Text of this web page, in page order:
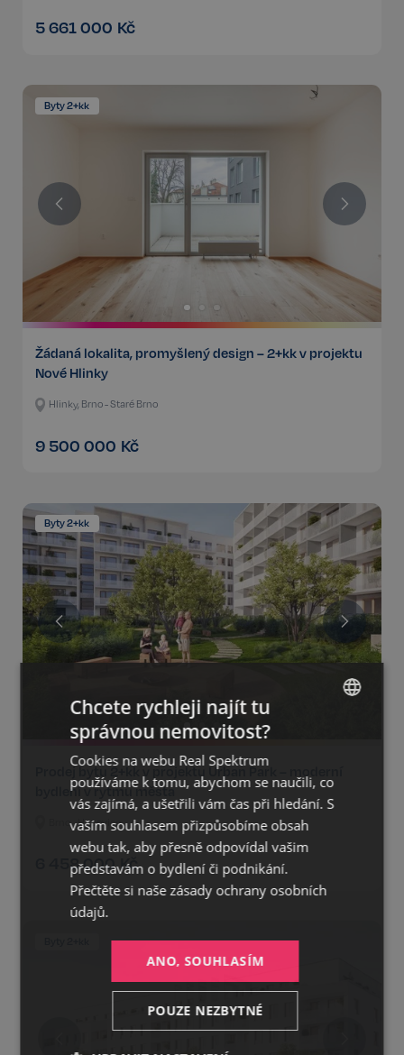
5 661 000 Kč
Byty 2+kk
Žádaná lokalita, promyšlený design – 2+kk v projektu
Nové Hlinky
Hlinky, Brno - Staré Brno
9 500 000 Kč
Byty 2+kk
Prodej bytu 2+kk v projektu Urban Park – moderní
bydlení v rytmu města
Brno - Husovice
6 458 000 Kč
Chcete rychleji najít tu
správnou nemovitost?
Cookies na webu Real Spektrum
používáme k tomu, abychom se naučili, co
vás zajímá, a ušetřili vám čas při hledání. S
vaším souhlasem přizpůsobíme obsah
webu tak, aby přesně odpovídal vašim
představám o bydlení či podnikání.
Přečtěte si naše zásady ochrany osobních
údajů.
ANO, SOUHLASÍM
POUZE NEZBYTNÉ